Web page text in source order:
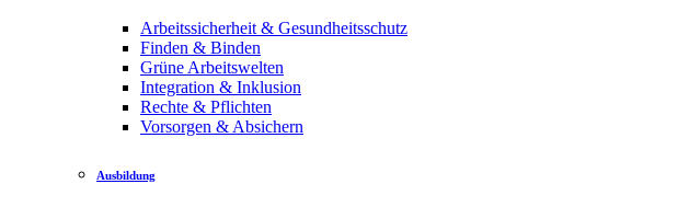
Arbeitssicherheit & Gesundheitsschutz
Finden & Binden
Grüne Arbeitswelten
Integration & Inklusion
Rechte & Pflichten
Vorsorgen & Absichern
Ausbildung